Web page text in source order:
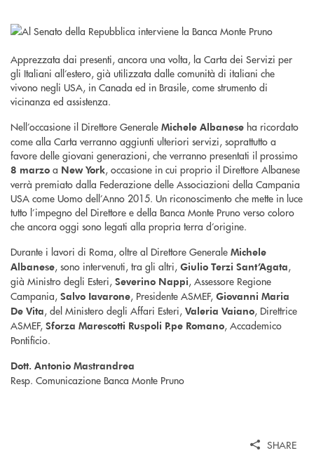
Apprezzata dai presenti, ancora una volta, la Carta dei Servizi per
gli Italiani all’estero, già utilizzata dalle comunità di italiani che
vivono negli USA, in Canada ed in Brasile, come strumento di
vicinanza ed assistenza.
Nell’occasione il Direttore Generale Michele Albanese ha ricordato
come alla Carta verranno aggiunti ulteriori servizi, soprattutto a
favore delle giovani generazioni, che verranno presentati il prossimo
8 marzo a New York, occasione in cui proprio il Direttore Albanese
verrà premiato dalla Federazione delle Associazioni della Campania
USA come Uomo dell’Anno 2015. Un riconoscimento che mette in luce
tutto l’impegno del Direttore e della Banca Monte Pruno verso coloro
che ancora oggi sono legati alla propria terra d’origine.
Durante i lavori di Roma, oltre al Direttore Generale Michele
Albanese, sono intervenuti, tra gli altri, Giulio Terzi Sant’Agata,
già Ministro degli Esteri, Severino Nappi, Assessore Regione
Campania, Salvo Iavarone, Presidente ASMEF, Giovanni Maria
De Vita, del Ministero degli Affari Esteri, Valeria Vaiano, Direttrice
ASMEF, Sforza Marescotti Ruspoli P.pe Romano, Accademico
Pontificio.
Dott. Antonio Mastrandrea
Resp. Comunicazione Banca Monte Pruno
SHARE